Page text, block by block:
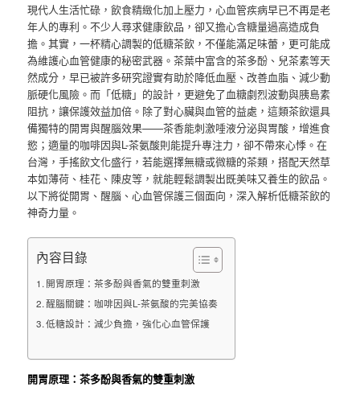
現代人生活忙碌，飲食精緻化加上壓力，心血管疾病早已不再是老
年人的專利。不少人尋求健康飲品，卻又擔心含糖量過高造成負
擔。其實，一杯精心調製的低糖茶飲，不僅能滿足味蕾，更可能成
為維護心血管健康的秘密武器。茶葉中富含的茶多酚、兒茶素等天
然成分，早已被許多研究證實有助於降低血壓、改善血脂、減少動
脈硬化風險。而「低糖」的設計，更避免了血糖劇烈波動與胰島素
阻抗，讓保護效益加倍。除了對心臟與血管的益處，這類茶飲還具
備獨特的開胃與醒腦效果——茶香能刺激唾液分泌與胃酸，增進食
慾；適量的咖啡因與L-茶氨酸則能提升專注力，卻不帶來心悸。在
台灣，手搖飲文化盛行，若能選擇無糖或微糖的茶類，搭配天然草
本如薄荷、桂花、陳皮等，就能輕鬆調製出既美味又養生的飲品。
以下將從開胃、醒腦、心血管保護三個面向，深入解析低糖茶飲的
神奇力量。
內容目錄
開胃原理：茶多酚與香氣的雙重刺激
醒腦關鍵：咖啡因與L-茶氨酸的完美協奏
低糖設計：減少負擔，強化心血管保護
開胃原理：茶多酚與香氣的雙重刺激